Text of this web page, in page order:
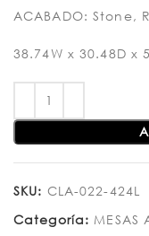
ACABADO: Stone,
38.74W x 30.48D x
SKU: CLA-022-424L
Categoría: MESAS